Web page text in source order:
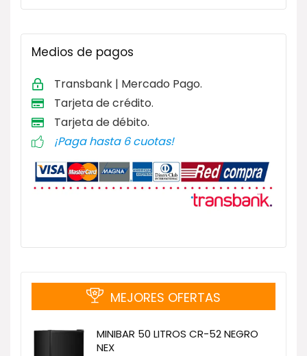
Medios de pagos
Transbank | Mercado Pago.
Tarjeta decrédito.
Tarjeta de débito.
¡Paga hasta 6 cuotas!
MEJORES OFERTAS
MINIBAR 50 LITROS CR-52 NEGRO
NEX